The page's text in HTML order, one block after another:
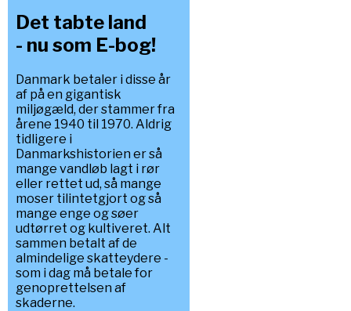
Det tabte land
- nu som E-bog!
Danmark betaler i disse år
af på en gigantisk
miljøgæld, der stammer fra
årene 1940 til 1970. Aldrig
tidligere i
Danmarkshistorien er så
mange vandløb lagt i rør
eller rettet ud, så mange
moser tilintetgjort og så
mange enge og søer
udtørret og kultiveret. Alt
sammen betalt af de
almindelige skatteydere -
som i dag må betale for
genoprettelsen af
skaderne.